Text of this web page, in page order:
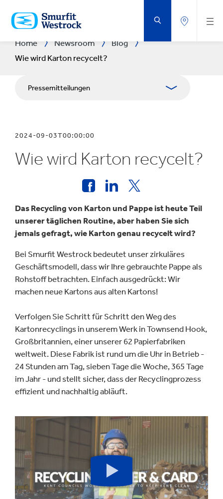
HAUPTINHALT
SPRINGEN
Home Newsroom
Blog
Wie wird Karton recycelt?
Pressemitteilungen
Pressebilder
2024-09-03T00:00:00
Wie wird Karton recycelt?
Das Recycling von Karton und Pappe ist heute Teil
unserer täglichen Routine, aber haben Sie sich
jemals gefragt, wie Karton genau recycelt wird?
Bei Smurfit Westrock bedeutet unser zirkuläres
Geschäftsmodell, dass wir Ihre gebrauchte Pappe als
Rohstoff betrachten. Einfach ausgedrückt: Wir
machen neue Kartons aus alten Kartons!
Verfolgen Sie Schritt für Schritt den Weg des
Kartonrecyclings in unserem Werk in Townsend Hook,
Großbritannien, einer unserer 62 Papierfabriken
weltweit. Diese Fabrik ist rund um die Uhr in Betrieb -
24 Stunden am Tag, sieben Tage die Woche, 365 Tage
im Jahr - und stellt sicher, dass der Recyclingprozess
effizient und nachhaltig abläuft.
Schaltfläche
Abspielen